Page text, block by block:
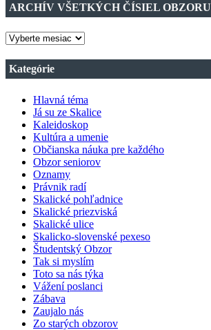
ARCHÍV VŠETKÝCH ČÍSIEL OBZORU
ARCHÍV
ČÍSIEL
OBZORU
Kategórie
Hlavná téma
Já su ze Skalice
Kaleidoskop
Kultúra a umenie
Občianska náuka pre každého
Obzor seniorov
Oznamy
Právnik radí
Skalické pohľadnice
Skalické priezviská
Skalické ulice
Skalicko-slovenské pexeso
Študentský Obzor
Tak si myslím
Toto sa nás týka
Vážení poslanci
Zábava
Zaujalo nás
Zo starých obzorov